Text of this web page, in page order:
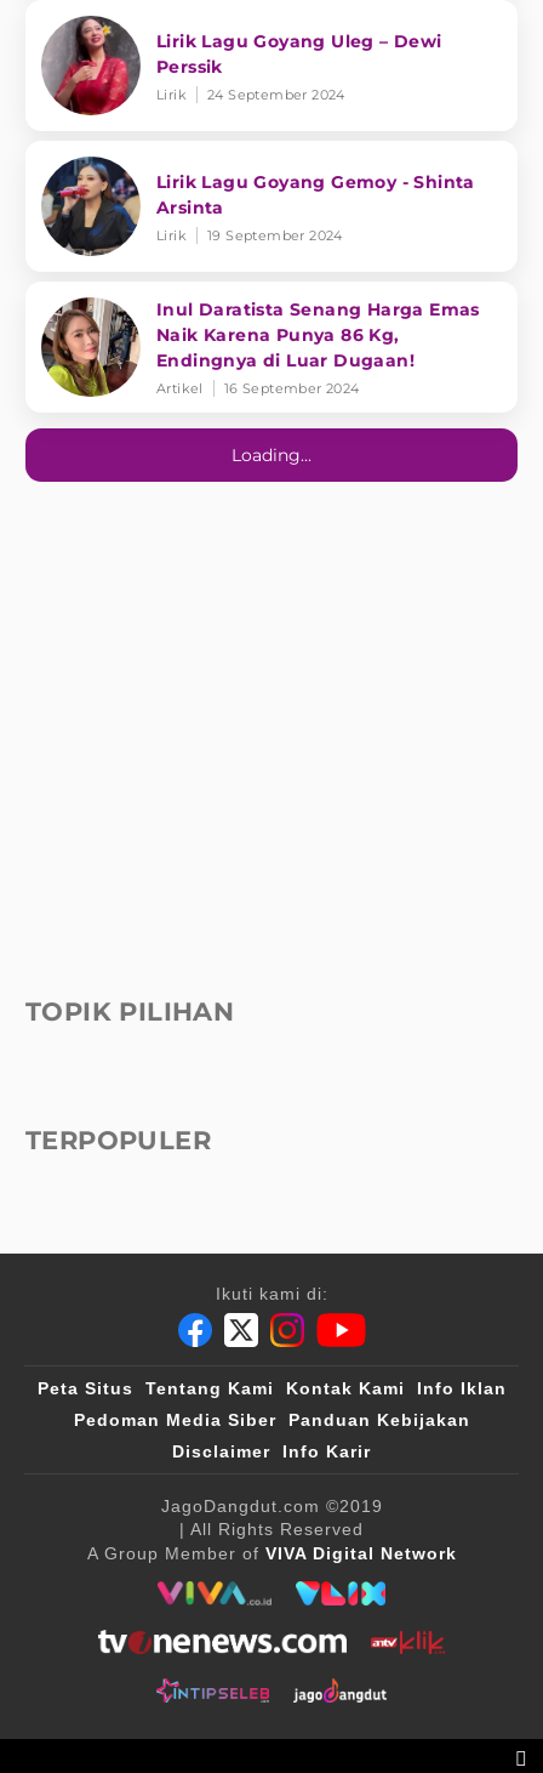
Lirik Lagu Goyang Uleg – Dewi
Perssik
Lirik 24 September 2024
Lirik Lagu Goyang Gemoy - Shinta
Arsinta
Lirik 19 September 2024
Inul Daratista Senang Harga Emas
Naik Karena Punya 86 Kg,
Endingnya di Luar Dugaan!
Artikel 16 September 2024
Loading...
TOPIK PILIHAN
TERPOPULER
Ikuti kami di:
Peta Situs Tentang Kami Kontak Kami
Info Iklan
Pedoman Media Siber
Panduan Kebijakan
Disclaimer
Info Karir
JagoDangdut.com ©2019
| All Rights Reserved
A Group Member of VIVA Digital Network
